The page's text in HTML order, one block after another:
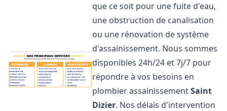
que ce soit pour une fuite d'eau,
une obstruction de canalisation
ou une rénovation de système
d'assainissement. Nous sommes
disponibles 24h/24 et 7j/7 pour
répondre à vos besoins en
plombier assainissementSaint
Dizier. Nos délais d'intervention